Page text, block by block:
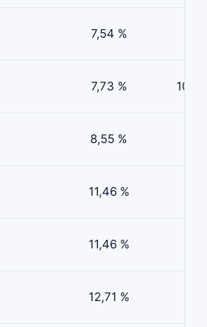
7,54 %
7,73 % 100
8,55 %
11,46 %
11,46 %
12,71 %